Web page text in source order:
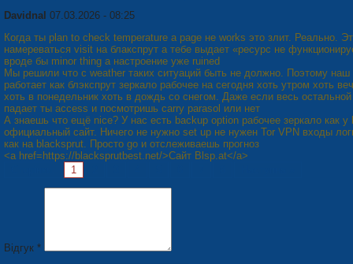
Davidnal 07.03.2026 - 08:25
Когда ты plan to check temperature а page не works это злит. Реально.
намереваться visit на блакспрут а тебе выдает «ресурс не
вроде бы minor thing а настроение уже ruined
Мы решили что с weather таких ситуаций быть не должно. Поэтому наш
работает как блэкспрут зеркало рабочее на сегодня хоть утром хоть
хоть в понедельник хоть в дождь со снегом. Даже если весь
падает ты access и посмотришь carry parasol или нет
А знаешь что ещё nice? У нас есть backup option рабочее зеркало как у
официальный сайт. Ничего не нужно set up не нужен Tor VPN входы
как на blacksprut. Просто go и отслеживаешь прогноз
<a href=https://blacksprutbest.net/>Сайт Blsp.at</a>
1
Відгук *